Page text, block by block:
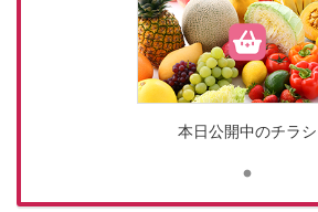
本日公開中のチラシ